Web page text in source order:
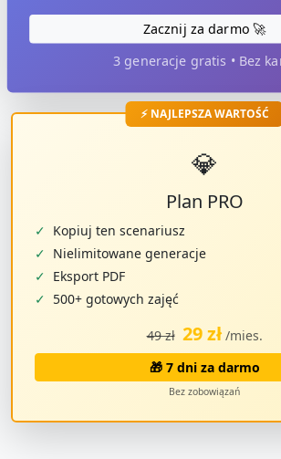
Zacznij za darmo 🚀
3 generacje gratis • Bez
⚡ NAJLEPSZA WARTOŚĆ
💎
Plan PRO
✓ Kopiuj ten scenariusz
✓ Nielimitowane generacje
✓ Eksport PDF
✓ 500+ gotowych zajęć
49 zł 29 zł /mies.
🎁 7 dni za darmo
Bez zobowiązań